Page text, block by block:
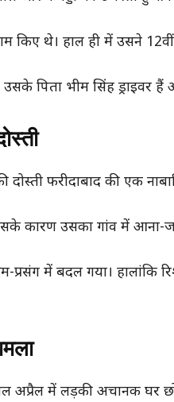
थे। हाल ही में उसने 12वीं
पिता भीम सिंह ड्राइवर हैं
फरीदाबाद की एक
कारण उसका गांव में आना-
प्रसंग में बदल गया।
अप्रैल में लड़की अचानक घर